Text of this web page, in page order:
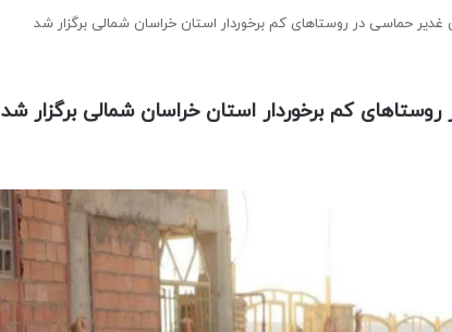
غدیر حماسی در روستاهای کم برخوردار استان خراسان شمالی برگزار شد
کم برخوردار استان خراسان شمالی برگزار شد